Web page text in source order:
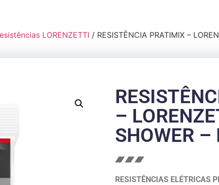
LORENZETTI / RESISTÊNCIA PRATIMIX –
–
SHOWER
RESISTÊNCIAS ELÉTRICAS